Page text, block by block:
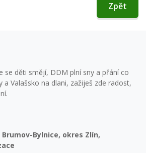
Zpět
se děti smějí, DDM plní sny a přání co
a Valašsko na dlani, zažiješ zde radost,
Bylnice, okres Zlín,